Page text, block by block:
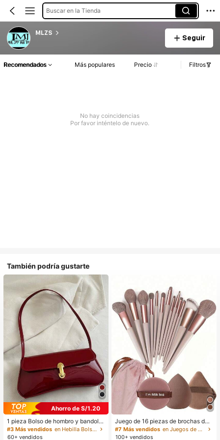
Buscar en la Tienda
MLZS
Seguir
Recomendados Más populares Precio Filtros
No hay coincidencias
Por favor inténtelo de nuevo.
También podría gustarte
Ahorro de S/1.20
1 pieza Bolso de hombro y bandoler
a de cuero sintético aceitado retro
para mujer, adecuado para citas, sa
#3 Más vendidos
en Hebilla Bolsos De Hombro De Mujer
60+ vendidos
Juego de 16 piezas de brochas de
maquillaje que incluye 13 brochas
de maquillaje, 1 esponja de maquill
#7 Más vendidos
en Juegos de brochas de maquillaje Juegos De Pince
100+ vendidos